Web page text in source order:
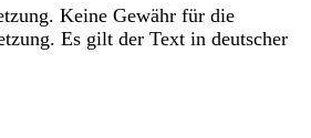
Keine Gewähr für die
Es gilt der Text in deutscher